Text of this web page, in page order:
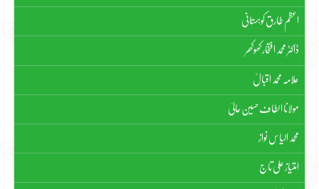
اعظم طارق کوہستانی
ڈاکٹر محمد افتخار کھوکھر
علامہ محمد اقبالؒ
مولانا الطاف حسین حالیؔ
محمد الیاس نواز
امتیاز علی تاج